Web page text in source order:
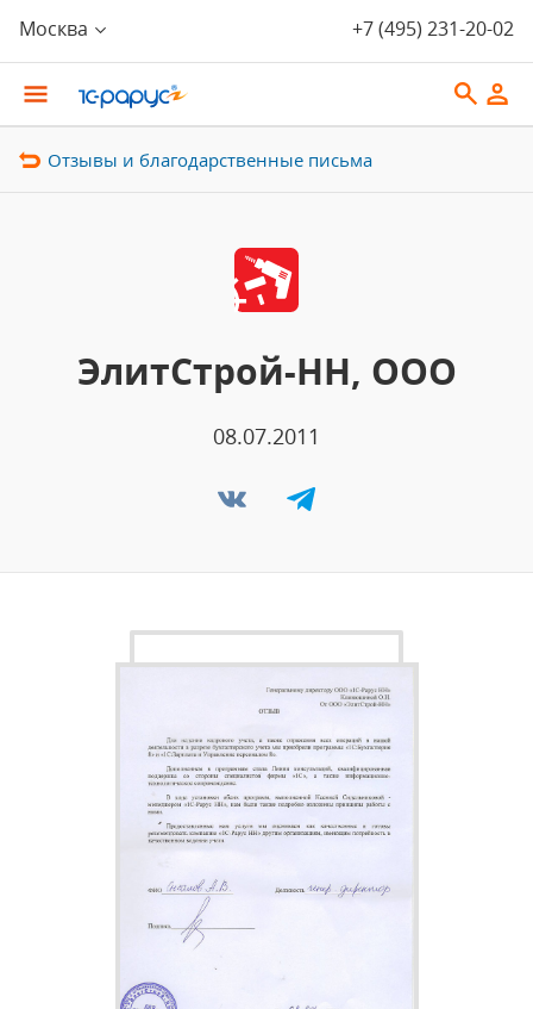
Москва +7 (495) 231-20-02
Отзывы и благодарственные письма
ЭлитСтрой-НН, ООО
08.07.2011